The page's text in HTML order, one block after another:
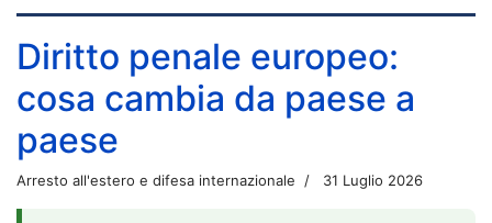
Diritto penale europeo:
cosa cambia da paese a
paese
Arresto all'estero e difesa internazionale 31 Luglio 2026